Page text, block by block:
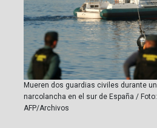
Mueren dos guardias civiles durante
narcolancha en el sur de España /
AFP/Archivos